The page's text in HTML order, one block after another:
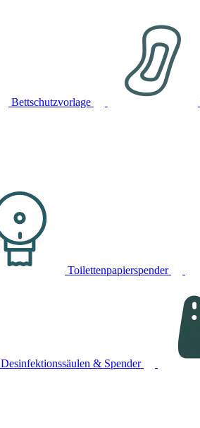
Bettschutzvorlage
Toilettenpapierspender
Desinfektionssäulen & Spender